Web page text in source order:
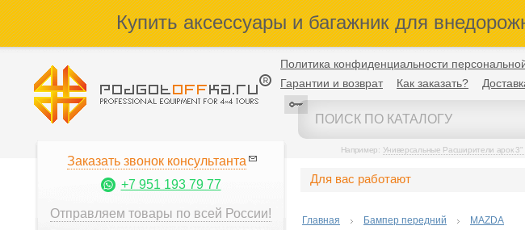
Купить аксессуары и багажник для
Политика конфиденциальности
Гарантии и возврат
Как заказать?
Например: Универсальные Расширители арок 3"
Заказать звонок консультанта
+7 951 193 79 77
Отправляем товары по всей России!
Для вас работают
Главная Бампер передний MAZDA